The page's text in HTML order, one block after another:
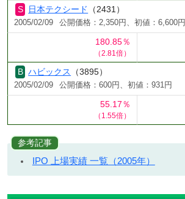
日本テクシード （2431）
2005/02/09 公開価格：2,350円、初値：6,600円
180.85％
（2.81倍）
ハビックス （3895）
2005/02/09 公開価格：600円、初値：931円
55.17％
（1.55倍）
参考記事
IPO 上場実績 一覧（2005年）